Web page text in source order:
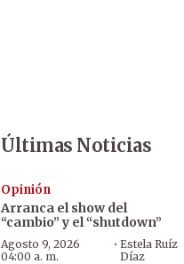
Últimas Noticias
Opinión
Arranca el show del
“cambio” y el “shutdown”
Agosto 9, 2026
04:00 a. m.
·Estela Ruíz
Díaz